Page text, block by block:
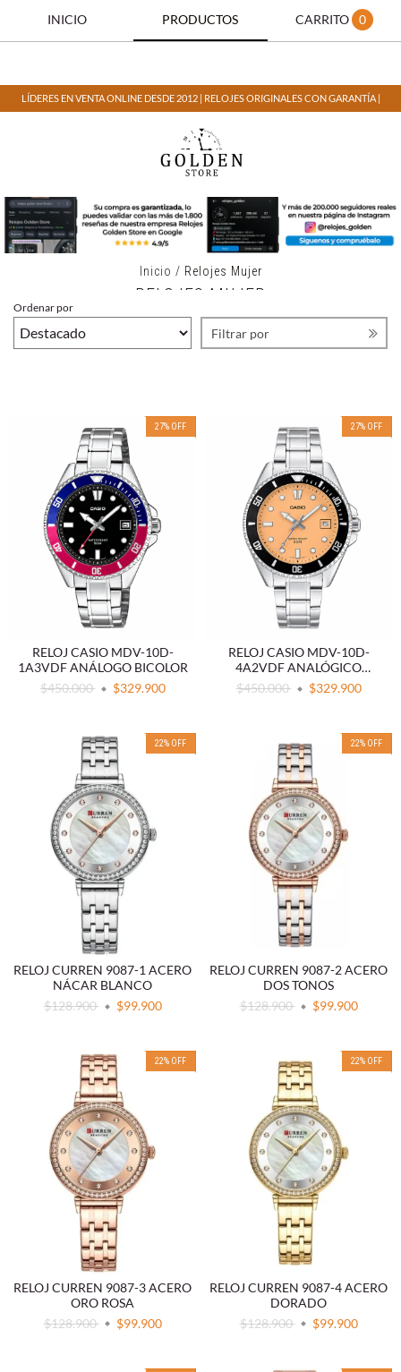
INICIO PRODUCTOS CARRITO 0
LÍDERES EN VENTA ONLINE DESDE 2012 | RELOJES ORIGINALES CON GARANTÍA |
Inicio / Relojes Mujer
RELOJES MUJER
Ordenar por
Filtrar por
27% OFF
RELOJ CASIO MDV-10D-
1A3VDF ANÁLOGO BICOLOR
$450.000
$329.900
27% OFF
RELOJ CASIO MDV-10D-
4A2VDF ANALÓGICO
SALMÓN ACERO
$450.000 $329.900
22% OFF
RELOJ CURREN 9087-1 ACERO
NÁCAR BLANCO
$128.900
$99.900
22% OFF
RELOJ CURREN 9087-2 ACERO
DOS TONOS
$128.900
$99.900
22% OFF
RELOJ CURREN 9087-3 ACERO
ORO ROSA
$128.900
$99.900
22% OFF
RELOJ CURREN 9087-4 ACERO
DORADO
$128.900
$99.900